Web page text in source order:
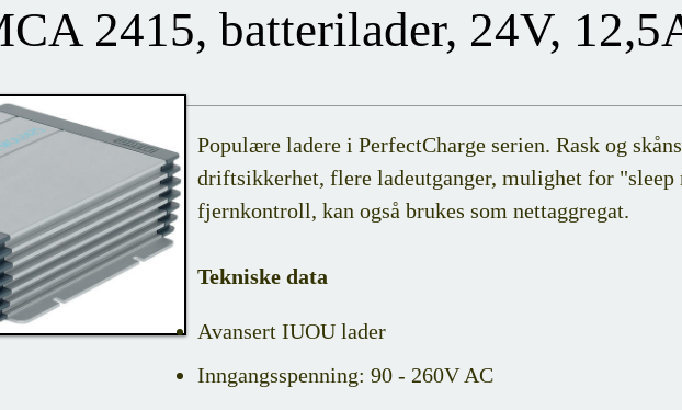
2415, batterilader, 24V,
Populære ladere i PerfectCharge serien. Rask og
driftsikkerhet, flere ladeutganger, mulighet for "sleep
fjernkontroll, kan også brukes som nettaggregat.
Tekniske data
Avansert IUOU lader
Inngangsspenning: 90 - 260V AC